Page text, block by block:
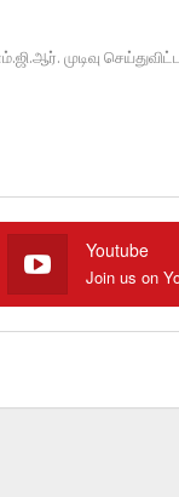
முடிவு
Youtube
Join us on